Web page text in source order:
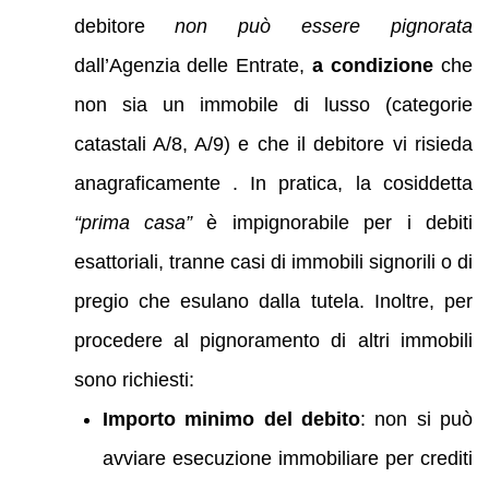
debitorenon può essere pignorata
dall’Agenzia delle Entrate,a condizione che
non sia un immobile di lusso (categorie
catastali A/8, A/9) e che il debitore vi risieda
anagraficamente . In pratica, la cosiddetta
“prima casa”è impignorabile per i debiti
esattoriali, tranne casi di immobili signorili o di
pregio che esulano dalla tutela. Inoltre, per
procedere al pignoramento di altri immobili
sono richiesti:
Importo minimo del debito: non si può
avviare esecuzione immobiliare per crediti